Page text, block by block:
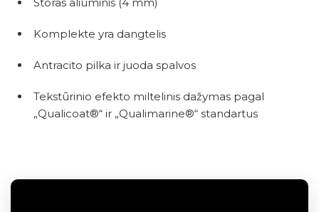
Storas aliuminis (4 mm)
Komplekte yra dangtelis
Antracito pilka ir juoda spalvos
Tekstūrinio efekto miltelinis dažymas pagal
„Qualicoat®“ ir „Qualimarine®“ standartus